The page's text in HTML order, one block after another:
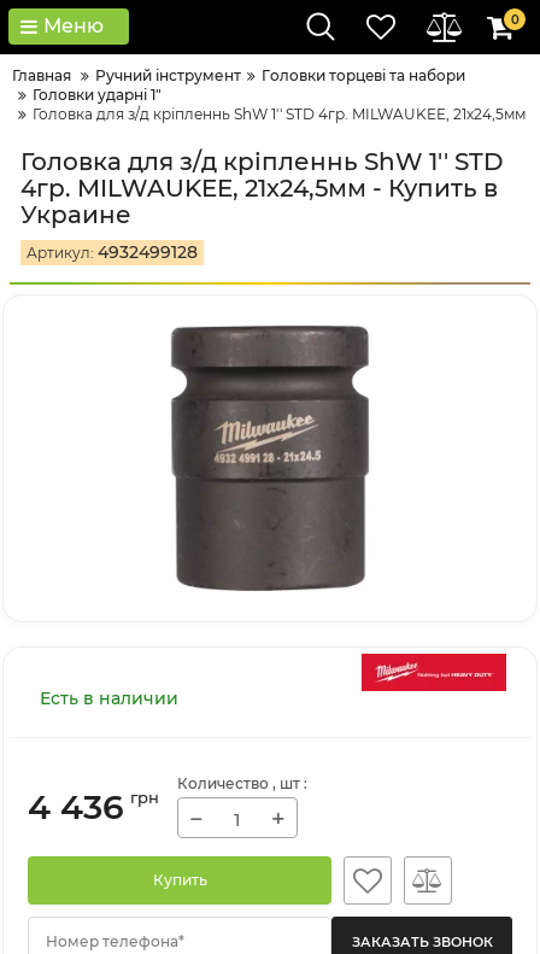
Меню 0
Главная Ручний інструмент
Гoлoвки тopцeві тa нaбopи
Головки ударні 1"
Головка для з/д кріпленнь ShW 1'' STD 4гр. MILWAUKEE, 21х24,5мм
Головка для з/д кріпленнь ShW 1'' STD
4гр. MILWAUKEE, 21х24,5мм - Купить в
Украине
Артикул: 4932499128
Есть в наличии
4 436 грн
Количество , шт :
− +
Купить
Номер телефона*